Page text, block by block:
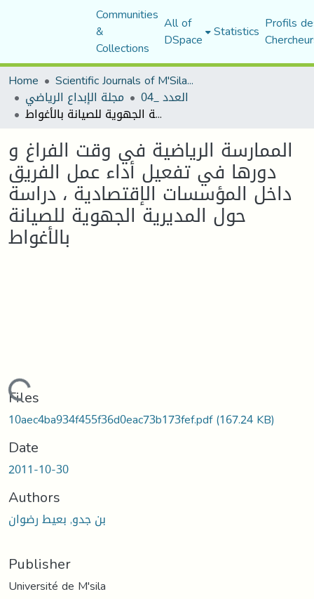
Communities
&
Collections
All of
DSpace Statistics Profils
Home
Scientific Journals of M'Sila University
مجلة الإبداع الرياضي العدد _04
الممارسة الرياضية في وقت الفراغ و دورها في تفعيل أداء عمل الفريق داخل المؤسسات الإقتصادية ، دراسة حول المديرية الجهوية للصيانة بالأغواط
الممارسة الرياضية في وقت الفراغ و
دورها في تفعيل أداء عمل الفريق
داخل المؤسسات الإقتصادية ، دراسة
حول المديرية الجهوية للصيانة
بالأغواط
Files
10aec4ba934f455f36d0eac73b173fef.pdf(167.24 KB)
Date
2011-10-30
Authors
بن جدو, بعيط رضوان
Publisher
Université de M'sila